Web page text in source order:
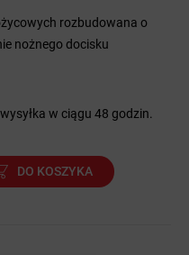
rozbudowana o
nożnego docisku
wysyłka w ciągu 48 godzin.
DO KOSZYKA